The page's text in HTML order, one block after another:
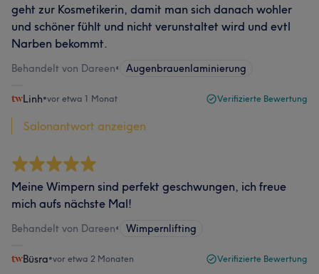
geht zur Kosmetikerin, damit man sich danach wohler
und schöner fühlt und nicht verunstaltet wird und evtl
Narben bekommt.
Behandelt von Dareen• Augenbrauenlaminierung
Linh•vor etwa 1 Monat Verifizierte Bewertung
Salonantwort anzeigen
Meine Wimpern sind perfekt geschwungen, ich freue
mich aufs nächste Mal!
Behandelt von Dareen• Wimpernlifting
Büsra•vor etwa 2 Monaten Verifizierte Bewertung